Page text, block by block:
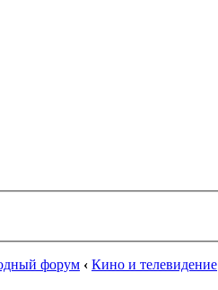
форум ‹ Кино и телевидение